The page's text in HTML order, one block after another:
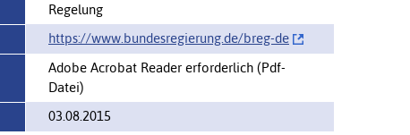
Regelung
https://www.bundesregierung.de/‌breg-de
Adobe Acrobat Reader erforderlich (Pdf-
Datei)
03.08.2015